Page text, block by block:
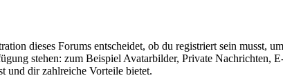
dieses Forums entscheidet, ob du registriert sein musst,
stehen: zum Beispiel Avatarbilder, Private Nachrichten,
und dir zahlreiche Vorteile bietet.